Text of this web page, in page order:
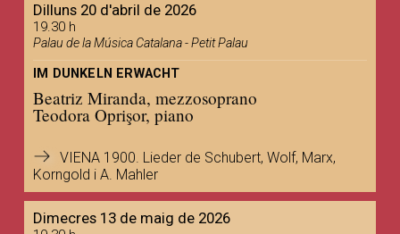
Dilluns 20 d'abril de 2026
19.30 h
Palau de la Música Catalana - Petit Palau
IM DUNKELN ERWACHT
Beatriz Miranda, mezzosoprano
Teodora Oprişor, piano
VIENA 1900. Lieder de Schubert, Wolf, Marx,
Korngold i A. Mahler
Dimecres 13 de maig de 2026